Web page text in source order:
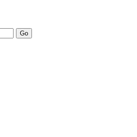
บจ้างโพสต์ขายบ้าน รับจ้างโพสต์อสัง
บรองผล อันดับ1 การโพสต์ขายอสังหา
น คอนโด ติดGoogleหน้าแรกได้จริงๆ
าน อสังหาโพสต์ เชื่อถือได้จริง รับ
ษัท ถูกและดีที่สุด ไม่มีค่านายหน้า
อกาสในการขายได้มากกว่า ที่เดียว ที่